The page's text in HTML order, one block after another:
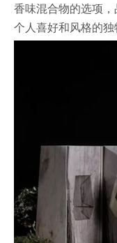
香味混合物的选项
个人喜好和风格的独